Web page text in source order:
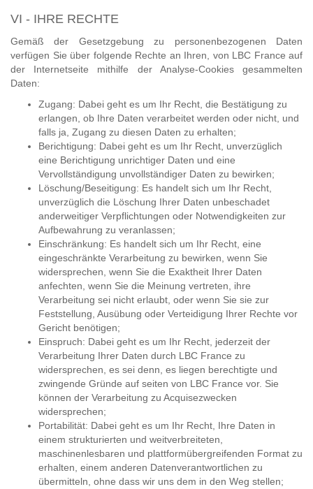
VI - IHRE RECHTE
Gemäß der Gesetzgebung zu personenbezogenen Daten
verfügen Sie über folgende Rechte an Ihren, von LBC France auf
der Internetseite mithilfe der Analyse-Cookies gesammelten
Daten:
Zugang: Dabei geht es um Ihr Recht, die Bestätigung zu
erlangen, ob Ihre Daten verarbeitet werden oder nicht, und
falls ja, Zugang zu diesen Daten zu erhalten;
Berichtigung: Dabei geht es um Ihr Recht, unverzüglich
eine Berichtigung unrichtiger Daten und eine
Vervollständigung unvollständiger Daten zu bewirken;
Löschung/Beseitigung: Es handelt sich um Ihr Recht,
unverzüglich die Löschung Ihrer Daten unbeschadet
anderweitiger Verpflichtungen oder Notwendigkeiten zur
Aufbewahrung zu veranlassen;
Einschränkung: Es handelt sich um Ihr Recht, eine
eingeschränkte Verarbeitung zu bewirken, wenn Sie
widersprechen, wenn Sie die Exaktheit Ihrer Daten
anfechten, wenn Sie die Meinung vertreten, ihre
Verarbeitung sei nicht erlaubt, oder wenn Sie sie zur
Feststellung, Ausübung oder Verteidigung Ihrer Rechte vor
Gericht benötigen;
Einspruch: Dabei geht es um Ihr Recht, jederzeit der
Verarbeitung Ihrer Daten durch LBC France zu
widersprechen, es sei denn, es liegen berechtigte und
zwingende Gründe auf seiten von LBC France vor. Sie
können der Verarbeitung zu Acquisezwecken
widersprechen;
Portabilität: Dabei geht es um Ihr Recht, Ihre Daten in
einem strukturierten und weitverbreiteten,
maschinenlesbaren und plattformübergreifenden Format zu
erhalten, einem anderen Datenverantwortlichen zu
übermitteln, ohne dass wir uns dem in den Weg stellen;